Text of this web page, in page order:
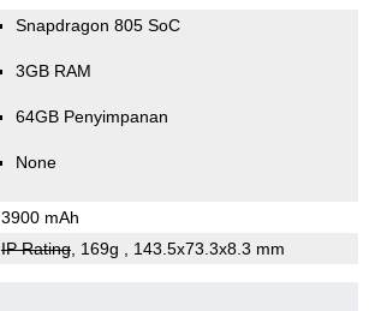
Snapdragon 805 SoC
3GB RAM
64GB Penyimpanan
None
3900 mAh
IP Rating, 169g , 143.5x73.3x8.3 mm